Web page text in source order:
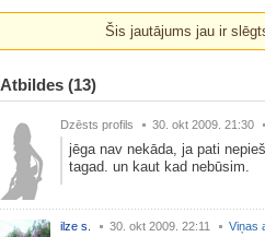
Šis jautājums jau ir
Atbildes (13)
Dzēsts profils 30. okt 2009. 21:30
jēga nav nekāda, ja pati
tagad. un kaut kad nebūsim.
ilze s. 30. okt 2009. 22:11 Viņas